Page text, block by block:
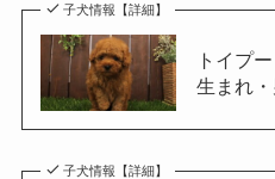
子犬情報【詳細】
トイプ
生まれ
子犬情報【詳細】